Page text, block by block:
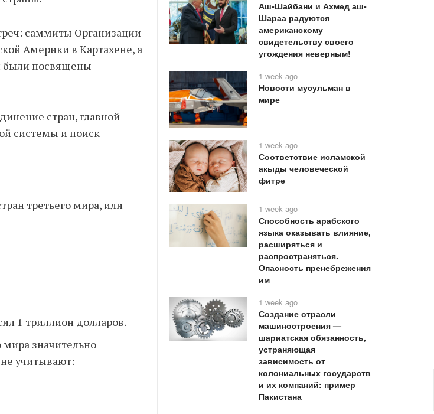
саммиты Организации
Америки в Картахене, а
были посвящены
стран, главной
системы и поиск
третьего мира, или
1 триллион долларов.
значительно
учитывают:
Аш-Шайбани и Ахмед аш-
Шараа радуются
американскому
свидетельству своего
угождения неверным!
1 week ago
Новости мусульман в
мире
1 week ago
Соответствие исламской
акыды человеческой
фитре
1 week ago
Способность арабского
языка оказывать влияние,
расширяться и
распространяться.
Опасность пренебрежения
им
1 week ago
Создание отрасли
машиностроения —
шариатская обязанность,
устраняющая
зависимость от
колониальных государств
и их компаний: пример
Пакистана